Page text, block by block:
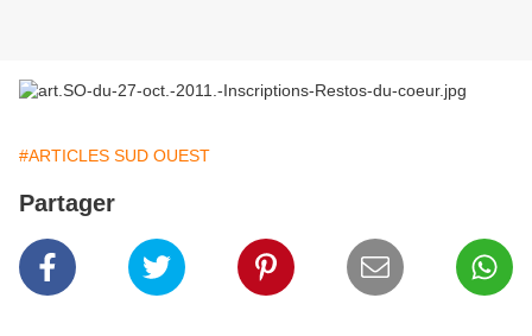
#ARTICLES SUD OUEST
Partager